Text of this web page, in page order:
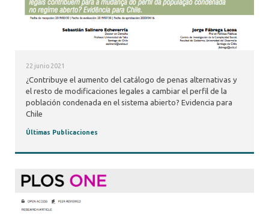
22 junio 2021
¿Contribuye el aumento del catálogo de penas alternativas y
el resto de modificaciones legales a cambiar el perfil de la
población condenada en el sistema abierto? Evidencia para
Chile
Últimas Publicaciones